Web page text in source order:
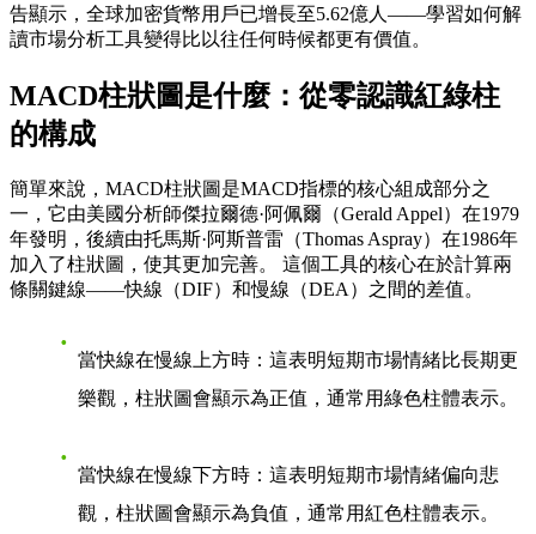
告顯示，全球加密貨幣用戶已增長至5.62億人——學習如何解
讀市場分析工具變得比以往任何時候都更有價值。
MACD柱狀圖是什麼：從零認識紅綠柱
的構成
簡單來說，MACD柱狀圖是MACD指標的核心組成部分之
一，它由美國分析師傑拉爾德·阿佩爾（Gerald Appel）在1979
年發明，後續由托馬斯·阿斯普雷（Thomas Aspray）在1986年
加入了柱狀圖，使其更加完善。 這個工具的核心在於計算兩
條關鍵線——快線（DIF）和慢線（DEA）之間的差值。
當快線在慢線上方時 ：這表明短期市場情緒比長期更
樂觀，柱狀圖會顯示為正值，通常用綠色柱體表示。
當快線在慢線下方時 ：這表明短期市場情緒偏向悲
觀，柱狀圖會顯示為負值，通常用紅色柱體表示。